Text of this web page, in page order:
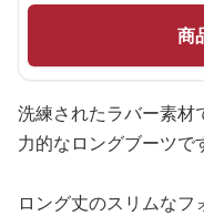
商
洗練されたラバー素材
力的なロングブーツで
ロング丈のスリムな